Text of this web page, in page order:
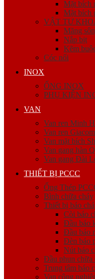
Mặt bích
Mặt bích
VẬT TƯ
Măng
Nắp bịt
Kẽm
Cóc nối
INOX
ỐNG INOX
PHỤ KIỆN
VAN
Van ren Minh
Van ren
Van mặt bích
Van gang hàn
Van gang Đài
THIẾT BỊ PCCC
Ống Thép
Bình chữa cháy
Thiết bị báo
Còi báo
Đầu báo
Đầu báo
Đèn báo
Nút báo
Đầu phun chữa
Trung tâm báo
Van công